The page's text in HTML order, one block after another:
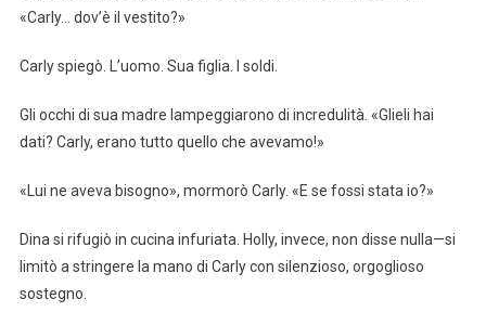
«Carly… dov’è il vestito?»
Carly spiegò. L’uomo. Sua figlia. I soldi.
Gli occhi di sua madre lampeggiarono di incredulità. «Glieli hai
dati? Carly, erano tutto quello che avevamo!»
«Lui ne aveva bisogno», mormorò Carly. «E se fossi stata io?»
Dina si rifugiò in cucina infuriata. Holly, invece, non disse nulla—si
limitò a stringere la mano di Carly con silenzioso, orgoglioso
sostegno.